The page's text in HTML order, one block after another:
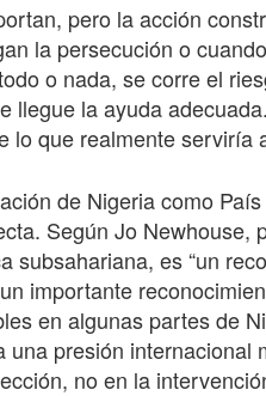
pero la acción
la persecución o
o nada, se corre el
llegue la ayuda
lo que realmente serviría
de Nigeria como
Según Jo
subsahariana, es “un
importante
en algunas partes de
una presión
no en la